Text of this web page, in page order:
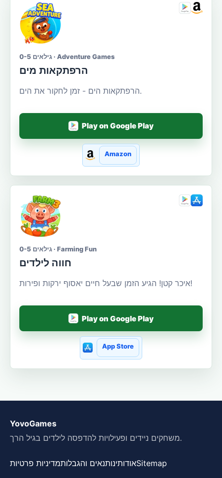
גילאים 0-5 · Adventure Games
הרפתקאות מים
הרפתקאות הים - זמן לחקור את הים.
Play on Google Play
Amazon
גילאים 0-5 · Farming Fun
חווה לילדים
איכר קטן! הגיע הזמן שבעל חיים יאסוף ירקות ופירות!
Play on Google Play
App Store
YovoGames
משחקים ניידים ופעילויות להדפסה לילדים בגיל הרך.
מדיניות פרטיותתנאים והגבלותאודותינוSitemap